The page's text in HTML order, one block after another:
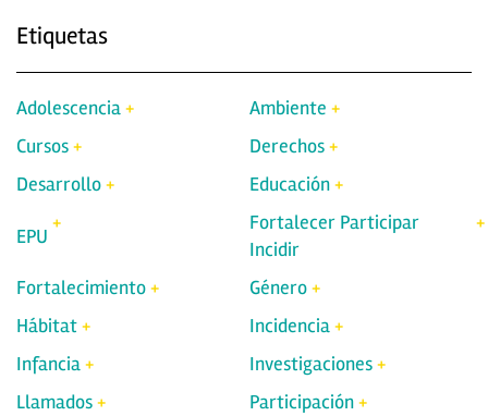
Etiquetas
Adolescencia
Ambiente
Cursos
Derechos
Desarrollo
Educación
EPU
Fortalecer Participar
Incidir
Fortalecimiento
Género
Hábitat
Incidencia
Infancia
Investigaciones
Llamados
Participación